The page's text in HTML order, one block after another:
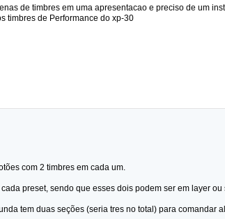
de timbres em uma apresentacao e preciso de um
timbres de Performance do xp-30
com 2 timbres em cada um.
preset, sendo que esses dois podem ser em layer ou
tem duas seções (seria tres no total) para comandar